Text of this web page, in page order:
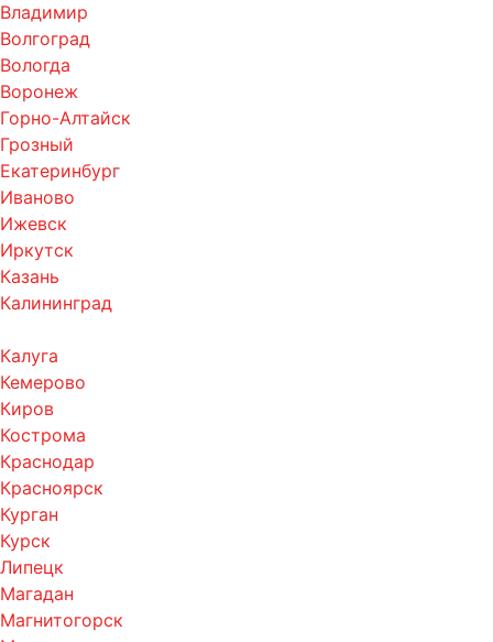
Владимир
Волгоград
Вологда
Воронеж
Горно-Алтайск
Грозный
Екатеринбург
Иваново
Ижевск
Иркутск
Казань
Калининград
Калуга
Кемерово
Киров
Кострома
Краснодар
Красноярск
Курган
Курск
Липецк
Магадан
Магнитогорск